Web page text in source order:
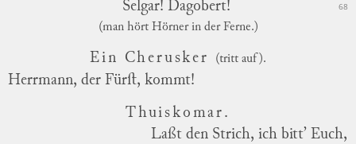
Selgar! Dagobert! 68
(man hört Hörner in der Ferne.)
Ein Cherusker (tritt auf).
Herrmann, der Fürſt, kommt!
Thuiskomar.
Laßt den Strich, ich bitt’ Euch,